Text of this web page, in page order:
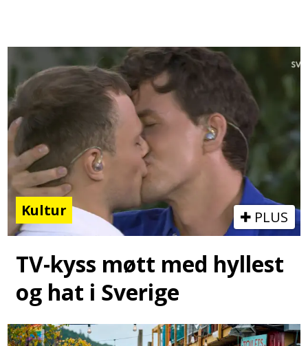
Kultur PLUS
TV-kyss møtt med hyllest
og hat i Sverige